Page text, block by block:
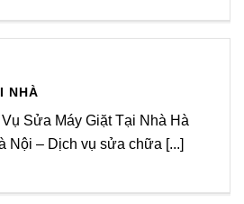
NHÀ
Sửa Máy Giặt Tại Nhà Hà
Nội – Dịch vụ sửa chữa [...]